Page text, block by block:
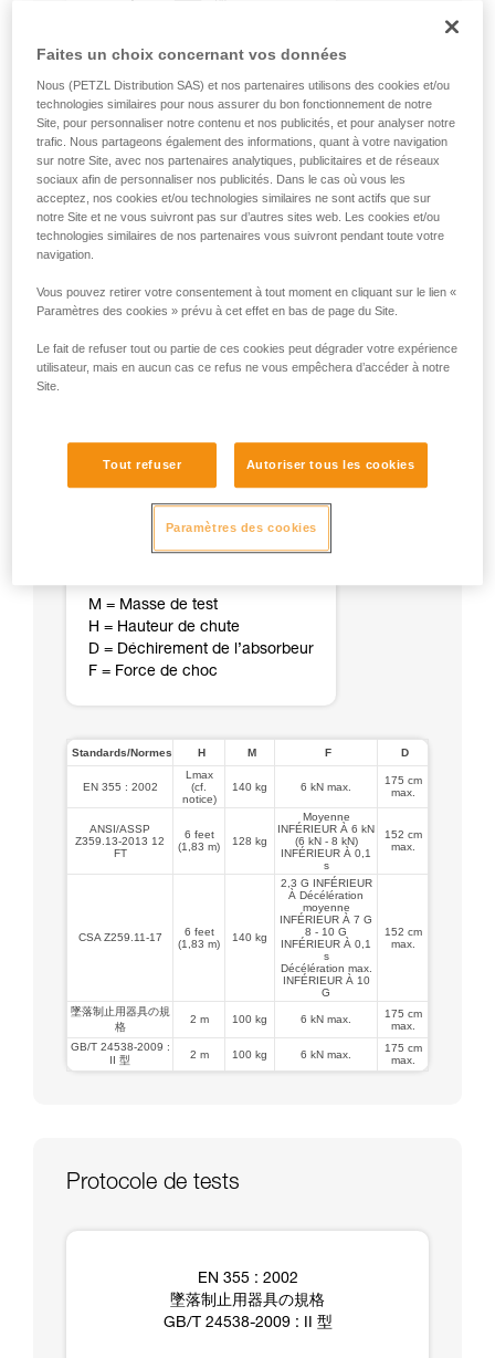
M = Masse de test
H = Hauteur de chute
D = Déchirement de l’absorbeur
F = Force de choc
Standards/Normes H M F D
EN 355 : 2002
Lmax
(cf.
notice)
140 kg 6 kN max.
175 cm
max.
ANSI/ASSP
Z359.13-2013 12
FT
6 feet
(1,83 m)
128 kg
Moyenne
INFÉRIEUR À 6 kN
(6 kN - 8 kN)
INFÉRIEUR À 0,1
s
152 cm
max.
CSA Z259.11-17
6 feet
(1,83 m)
140 kg
2,3 G INFÉRIEUR
À Décélération
moyenne
INFÉRIEUR À 7 G
8 - 10 G
INFÉRIEUR À 0,1
s
Décélération max.
INFÉRIEUR À 10
G
152 cm
max.
墜落制止用器具の規
格
2 m 100 kg 6 kN max.
175 cm
max.
GB/T 24538-2009 :
II 型
2 m 100 kg 6 kN max.
175 cm
max.
Protocole de tests
EN 355 : 2002
墜落制止用器具の規格
GB/T 24538-2009 : II 型
Faites un choix concernant vos données
Nous (PETZL Distribution SAS) et nos partenaires utilisons des cookies et/ou
technologies similaires pour nous assurer du bon fonctionnement de notre
Site, pour personnaliser notre contenu et nos publicités, et pour analyser notre
trafic. Nous partageons également des informations, quant à votre navigation
sur notre Site, avec nos partenaires analytiques, publicitaires et de réseaux
sociaux afin de personnaliser nos publicités. Dans le cas où vous les
acceptez, nos cookies et/ou technologies similaires ne sont actifs que sur
notre Site et ne vous suivront pas sur d’autres sites web. Les cookies et/ou
technologies similaires de nos partenaires vous suivront pendant toute votre
navigation.
Vous pouvez retirer votre consentement à tout moment en cliquant sur le lien «
Paramètres des cookies » prévu à cet effet en bas de page du Site.
Le fait de refuser tout ou partie de ces cookies peut dégrader votre expérience
utilisateur, mais en aucun cas ce refus ne vous empêchera d’accéder à notre
Site.
Tout refuser Autoriser tous les cookies
Paramètres des cookies